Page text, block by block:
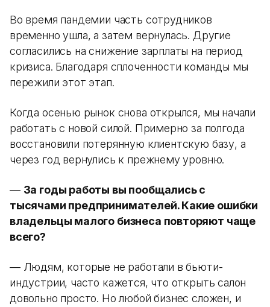
Во время пандемии часть сотрудников
временно ушла, а затем вернулась. Другие
согласились на снижение зарплаты на период
кризиса. Благодаря сплоченности команды мы
пережили этот этап.
Когда осенью рынок снова открылся, мы начали
работать с новой силой. Примерно за полгода
восстановили потерянную клиентскую базу, а
через год вернулись к прежнему уровню.
— За годы работы вы пообщались с
тысячами предпринимателей. Какие ошибки
владельцы малого бизнеса повторяют чаще
всего?
— Людям, которые не работали в бьюти-
индустрии, часто кажется, что открыть салон
довольно просто. Но любой бизнес сложен, и